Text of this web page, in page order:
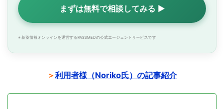
まずは無料で相談してみる ▶
※ 新薬情報オンラインを運営するPASSMEDの公式エージェントサービスです
＞利用者様（Noriko氏）の記事紹介